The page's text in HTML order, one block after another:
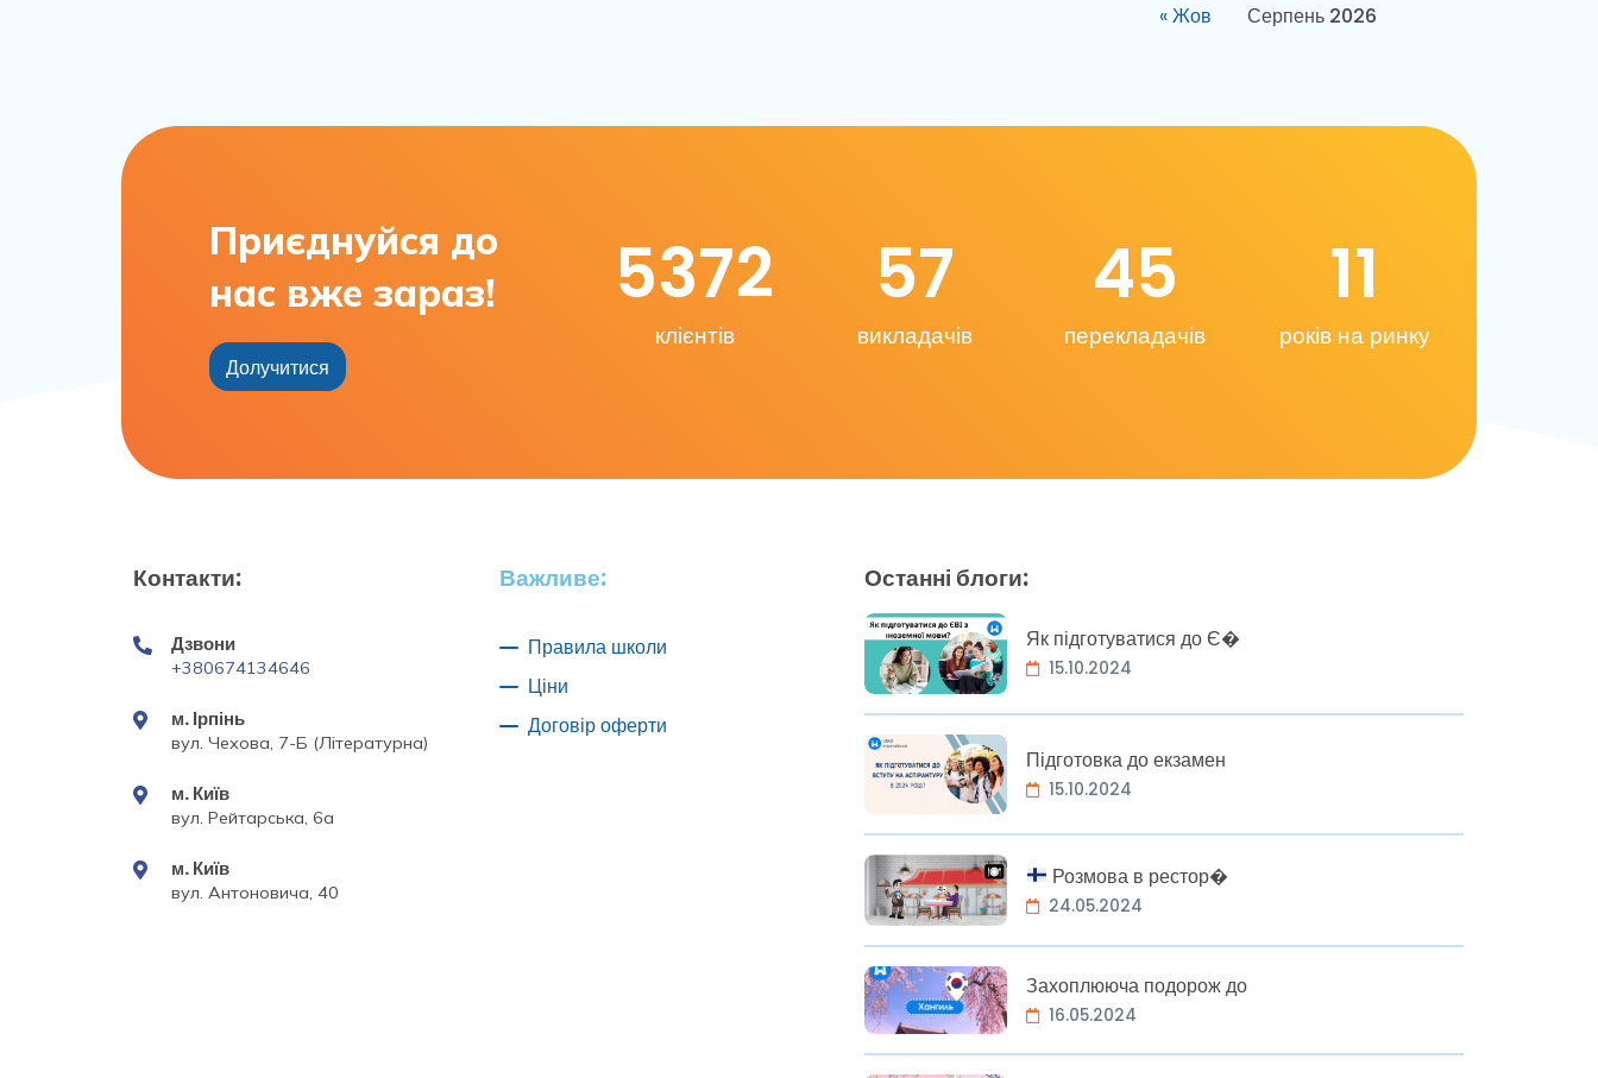
Серпень 2026
« Жов
Приєднуйся до
нас вже зараз!
Долучитися
клієнтів
5372
викладачів
57
перекладачів
45
років на ринку
11
Контакти:
Дзвони
+380674134646
м. Ірпінь
вул. Чехова, 7-Б (Літературна)
м. Київ
вул. Рейтарська, 6а
м. Київ
вул. Антоновича, 40
Важливе:
Правила школи
Ціни
Договір оферти
Останні блоги:
Як підготуватися до Є�
15.10.2024
Підготовка до екзамен
15.10.2024
Розмова в рестор�
24.05.2024
Захоплююча подорож до
16.05.2024